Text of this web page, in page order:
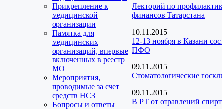
Прикрепление к
медицинской
организации
Памятка для
медицинских
организаций, впервые
включенных в реестр
МО
Мероприятия,
проводимые за счет
средств НСЗ
Вопросы и ответы
Лекторий по
финансов Татарстана
10.11.2015
12-13 ноября в Казани
ПФО
09.11.2015
Стоматологические
09.11.2015
В РТ от отравлений